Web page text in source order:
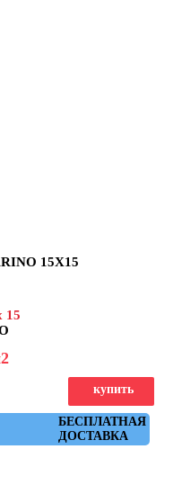
15X15
15
БЕСПЛАТНАЯ
ДОСТАВКА
купить